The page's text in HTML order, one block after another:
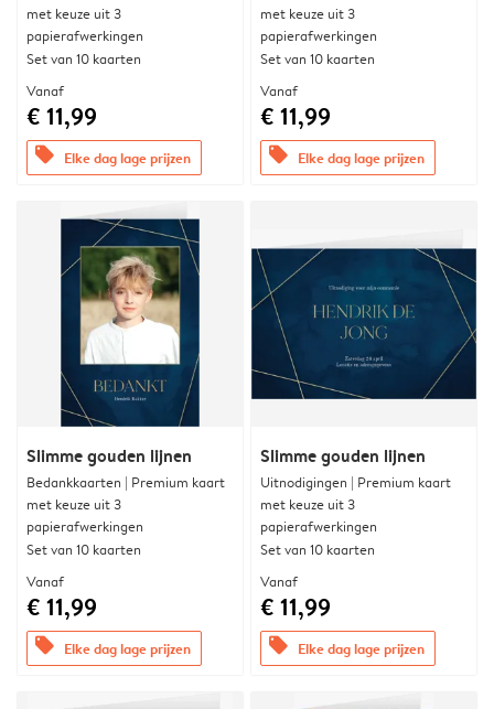
met keuze uit 3
papierafwerkingen
Set van 10 kaarten
Vanaf
€ 11,99
offers Elke dag lage prijzen
met keuze uit 3
papierafwerkingen
Set van 10 kaarten
Vanaf
€ 11,99
offers Elke dag lage prijzen
Slimme gouden lijnen
Bedankkaarten | Premium kaart
met keuze uit 3
papierafwerkingen
Set van 10 kaarten
Vanaf
€ 11,99
offers Elke dag lage prijzen
Slimme gouden lijnen
Uitnodigingen | Premium kaart
met keuze uit 3
papierafwerkingen
Set van 10 kaarten
Vanaf
€ 11,99
offers Elke dag lage prijzen